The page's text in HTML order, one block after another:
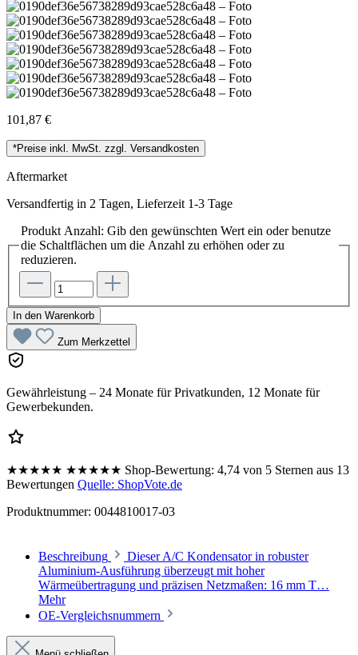
101,87 €
*Preise inkl. MwSt. zzgl. Versandkosten
Aftermarket
Versandfertig in 2 Tagen, Lieferzeit 1-3 Tage
Produkt Anzahl: Gib den gewünschten Wert ein oder benutze
die Schaltflächen um die Anzahl zu erhöhen oder zu
reduzieren.
In den Warenkorb
Zum Merkzettel
Gewährleistung – 24 Monate für Privatkunden, 12 Monate für
Gewerbekunden.
★★★★★ ★★★★★ Shop-Bewertung: 4,74 von 5 Sternen aus 13
Bewertungen Quelle: ShopVote.de
Produktnummer: 0044810017-03
Beschreibung
Dieser A/C Kondensator in robuster
Aluminium-Ausführung überzeugt mit hoher
Wärmeübertragung und präzisen Netzmaßen: 16 mm T…
Mehr
OE-Vergleichsnummern